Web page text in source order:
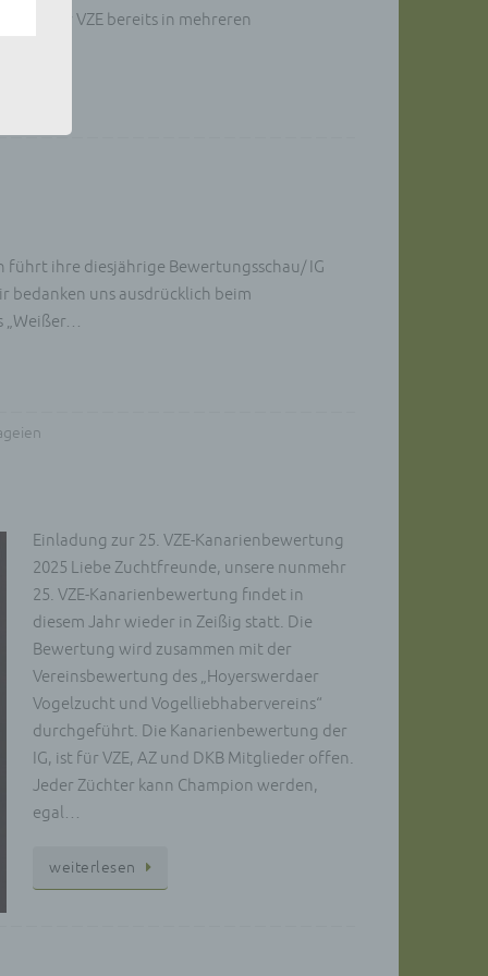
in der VZE bereits in mehreren
führt ihre diesjährige Bewertungsschau/ IG
bedanken uns ausdrücklich beim
„Weißer…
Einladung zur 25. VZE-Kanarienbewertung
2025 Liebe Zuchtfreunde, unsere nunmehr
25. VZE-Kanarienbewertung findet in
diesem Jahr wieder in Zeißig statt. Die
Bewertung wird zusammen mit der
Vereinsbewertung des „Hoyerswerdaer
Vogelzucht und Vogelliebhabervereins“
durchgeführt. Die Kanarienbewertung der
IG, ist für VZE, AZ und DKB Mitglieder offen.
Jeder Züchter kann Champion werden,
egal…
wei­ter­le­sen